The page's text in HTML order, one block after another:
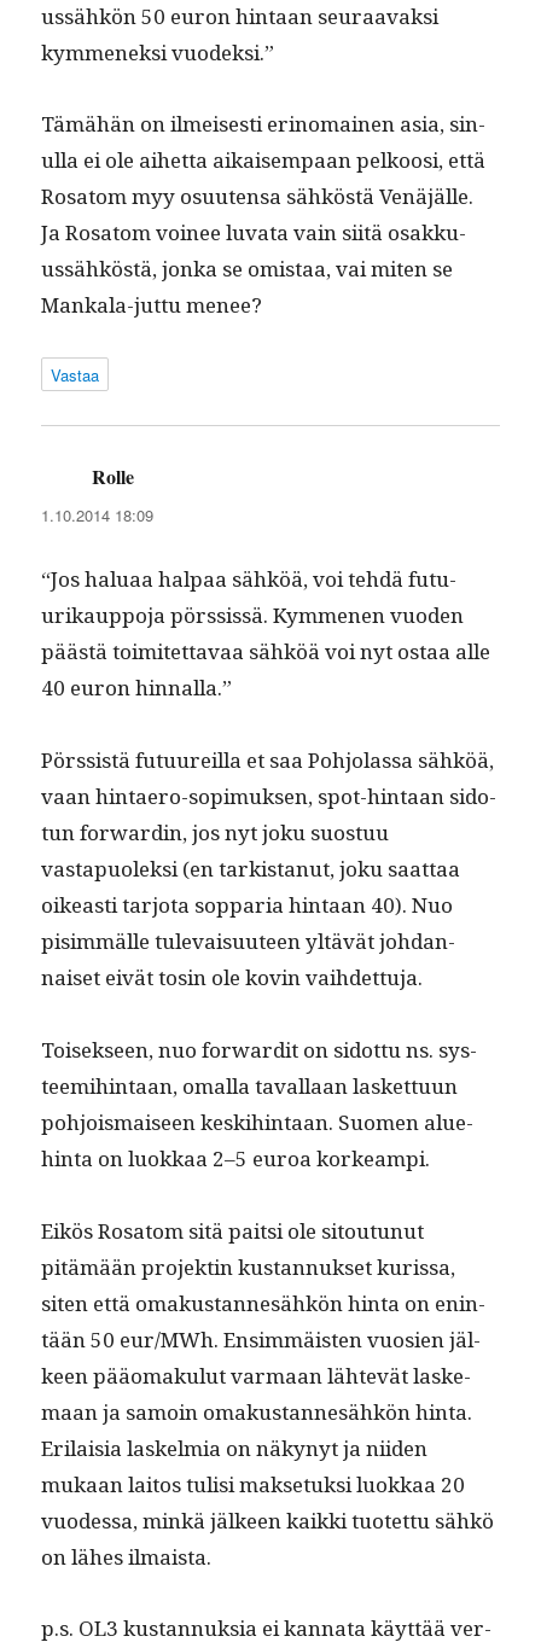
ussähkön 50 euron hin­taan seu­raavak­si
kymmenek­si vuodeksi.”
Tämähän on ilmeis­es­ti eri­no­mainen asia, sin­
ul­la ei ole aihet­ta aikaisem­paan pelkoosi, että
Rosatom myy osuuten­sa sähköstä Venäjälle.
Ja Rosatom voinee luva­ta vain siitä osakku­
ussähköstä, jon­ka se omis­taa, vai miten se
Mankala-jut­tu menee?
Vastaa
Rolle
1.10.2014 18:09
“Jos halu­aa hal­paa sähköä, voi tehdä futu­
urikaup­po­ja pörssis­sä. Kymme­nen vuo­den
päästä toimitet­tavaa sähköä voi nyt ostaa alle
40 euron hinnalla.”
Pörssistä futu­ureil­la et saa Pohjo­las­sa sähköä,
vaan hin­taero-sopimuk­sen, spot-hin­taan sido­
tun for­wardin, jos nyt joku suos­tuu
vastapuolek­si (en tark­istanut, joku saat­taa
oikeasti tar­jo­ta sop­paria hin­taan 40). Nuo
pisim­mälle tule­vaisu­u­teen yltävät johdan­
naiset eivät tosin ole kovin vaihdettuja.
Toisek­seen, nuo for­wardit on sidot­tu ns. sys­
teemi­hin­taan, oma­l­la taval­laan las­ket­tuun
pohjo­is­maiseen keski­hin­taan. Suomen alue­
hin­ta on luokkaa 2–5 euroa korkeampi.
Eikös Rosatom sitä pait­si ole sitoutunut
pitämään pro­jek­tin kus­tan­nuk­set kuris­sa,
siten että omakus­tan­nesähkön hin­ta on enin­
tään 50 eur/MWh. Ensim­mäis­ten vuosien jäl­
keen pääo­maku­lut var­maan lähtevät laske­
maan ja samoin omakus­tan­nesähkön hin­ta.
Eri­laisia laskelmia on näkynyt ja niiden
mukaan laitos tulisi mak­se­tuk­si luokkaa 20
vuodessa, minkä jäl­keen kaik­ki tuotet­tu sähkö
on läh­es ilmaista.
p.s. OL3 kus­tan­nuk­sia ei kan­na­ta käyt­tää ver­